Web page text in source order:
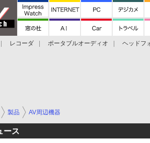
レコーダ ポータブルオーディオ ヘッドフ
製品 AV周辺機器
ース